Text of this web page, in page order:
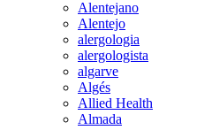
Alentejano
Alentejo
alergologia
alergologista
algarve
Algés
Allied Health
Almada